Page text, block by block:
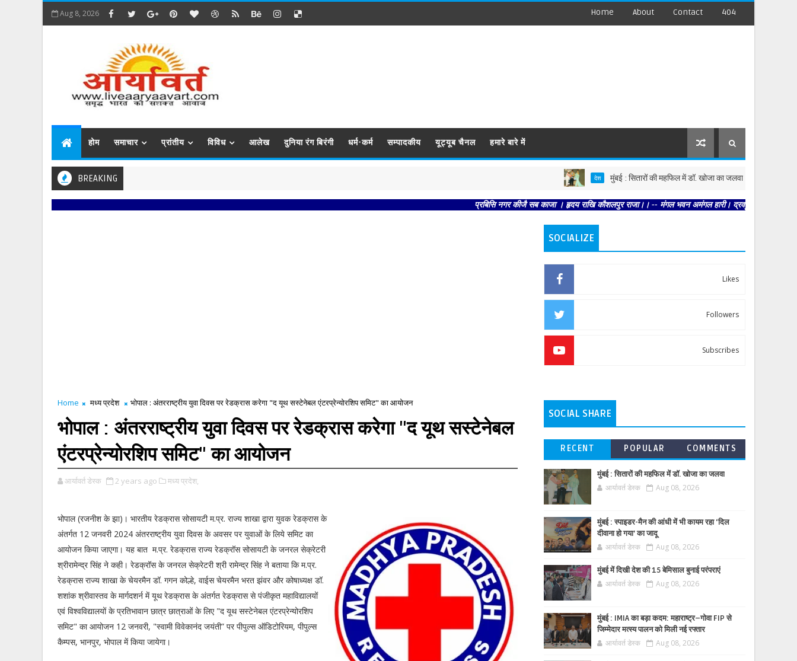
Aug 8, 2026 Home About Contact 404
होम समाचार प्रांतीय विविध आलेख दुनिया रंग बिरंगी धर्म-कर्म सम्पादकीय यूट्यूब चैनल हमारे बारे में
BREAKING देश मुंबई : सितारों की महफिल में डॉ. खोजा का जलवा
प्रबिसि नगर कीजै सब काजा । हृदय राखि कौशलपुर राजा।। -- मंगल भवन अमंगल हारी। द्रवहु सुदसरथ अजिर
Home मध्य प्रदेश भोपाल : अंतरराष्ट्रीय युवा दिवस पर रेडक्रास करेगा "द यूथ सस्टेनेबल एंटरप्रेन्योरशिप समिट" का आयोजन
भोपाल : अंतरराष्ट्रीय युवा दिवस पर रेडक्रास करेगा "द यूथ सस्टेनेबल
एंटरप्रेन्योरशिप समिट" का आयोजन
आर्यावर्त डेस्क 2 years ago मध्य प्रदेश,
भोपाल (रजनीश के झा)। भारतीय रेडक्रास सोसायटी म.प्र. राज्य शाखा द्वारा युवक रेडक्रास के
अंतर्गत 12 जनवरी 2024 अंतरराष्ट्रीय युवा दिवस के अवसर पर युवाओं के लिये समिट का
आयोजन किया जाएगा। यह बात म.प्र. रेडक्रास राज्य रेडक्रॉस सोसायटी के जनरल सेक्रेटरी
श्रीरामेन्द्र सिंह ने कही। रेडक्रॉस के जनरल सेक्रेटरी श्री रामेन्द्र सिंह ने बताया कि म.प्र.
रेडक्रास राज्य शाखा के चेयरमैन डॉ. गगन कोल्हे, वाईस चेयरमैन भरत झंवर और कोषाध्यक्ष डॉ.
शशांक श्रीवास्तव के मार्गदशर्न में यूथ रेडक्रास के अंतर्गत रेडक्रास से पंजीकृत महाविद्यालयों
एवं विश्वविद्यालयों के प्रतिभावान छात्र छात्राओं के लिए "द यूथ सस्टेनेबल एंटरप्रेन्योरशिप
समिट" का आयोजन 12 जनवरी, "स्वामी विवेकानंद जयंती” पर पीपुल्स ऑडिटोरियम, पीपुल्स
कैम्पस, भानपुर, भोपाल में किया जायेगा।
SOCIALIZE
Likes
Followers
Subscribes
SOCIAL SHARE
RECENT POPULAR COMMENTS
मुंबई : सितारों की महफिल में डॉ. खोजा का जलवा
आर्यावर्त डेस्क Aug 08, 2026
मुंबई : स्पाइडर-मैन की आंधी में भी कायम रहा ‘दिल
दीवाना हो गया’ का जादू
आर्यावर्त डेस्क Aug 08, 2026
मुंबई में दिखी देश की 15 बेमिसाल बुनाई परंपराएं
आर्यावर्त डेस्क Aug 08, 2026
मुंबई : IMIA का बड़ा कदम: महाराष्ट्र–गोवा FIP से
जिम्मेदार मत्स्य पालन को मिली नई रफ्तार
आर्यावर्त डेस्क Aug 08, 2026